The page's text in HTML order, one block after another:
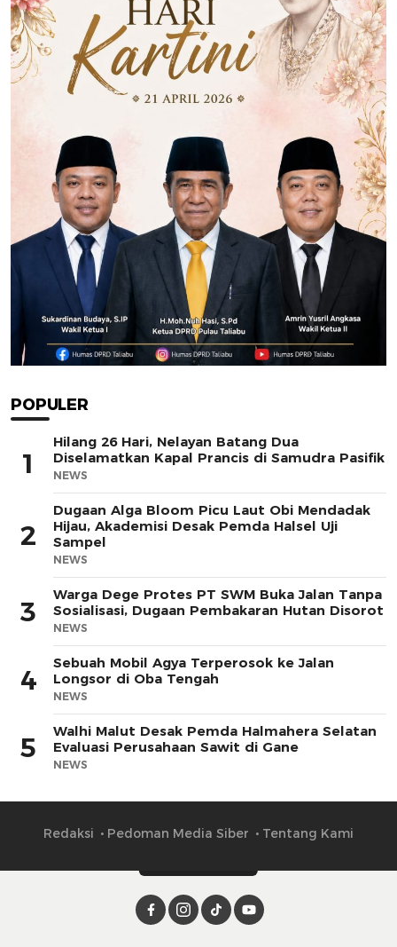
POPULER
1
Hilang 26 Hari, Nelayan Batang Dua
Diselamatkan Kapal Prancis di Samudra Pasifik
NEWS
2
Dugaan Alga Bloom Picu Laut Obi Mendadak
Hijau, Akademisi Desak Pemda Halsel Uji
Sampel
NEWS
3
Warga Dege Protes PT SWM Buka Jalan Tanpa
Sosialisasi, Dugaan Pembakaran Hutan Disorot
NEWS
4
Sebuah Mobil Agya Terperosok ke Jalan
Longsor di Oba Tengah
NEWS
5
Walhi Malut Desak Pemda Halmahera Selatan
Evaluasi Perusahaan Sawit di Gane
NEWS
Redaksi Pedoman Media Siber Tentang Kami